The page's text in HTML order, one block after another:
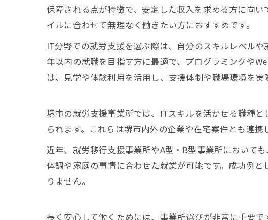
保障される点が特徴で、安定した収入を求める方に向
イルに合わせて無理なく働きたい方におすすめです。
IT分野での就労支援を選ぶ際は、自分のスキルレベル
年以内の就職を目指す方に最適で、プログラミングや
は、見学や体験利用を活用し、支援体制や職場環境を実
堺市の就労支援事業所では、ITスキルを活かせる職種
られます。これらは堺市内外の企業や在宅案件とも連
近年、就労移行支援事業所やA型・B型事業所において
体調や家庭の事情に合わせた就業が可能です。成功例
りません。
長く安心して働くためには、事業所選びが非常に重要